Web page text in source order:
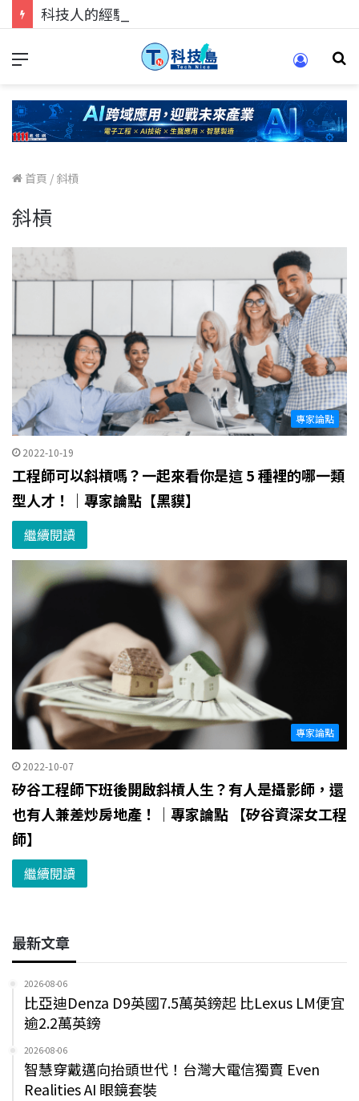
首頁 / 斜槓
斜槓
專家論點
2022-10-19
工程師可以斜槓嗎？一起來看你是這 5 種裡的哪一類
型人才！｜專家論點【黑貘】
繼續閱讀
專家論點
2022-10-07
矽谷工程師下班後開啟斜槓人生？有人是攝影師，還
也有人兼差炒房地產！｜專家論點 【矽谷資深女工程
師】
繼續閱讀
最新文章
2026-08-06
比亞迪Denza D9英國7.5萬英鎊起 比Lexus LM便宜
逾2.2萬英鎊
2026-08-06
智慧穿戴邁向抬頭世代！台灣大電信獨賣 Even
Realities AI 眼鏡套裝